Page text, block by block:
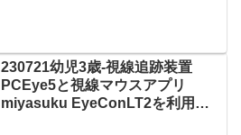
230721幼児3歳-視線追跡装置
PCEye5と視線マウスアプリ
miyasuku EyeConLT2を利用し